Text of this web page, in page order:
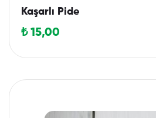
Kaşarlı Pide
₺15,00